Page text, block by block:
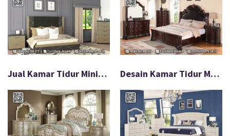
Jual Kamar Tidur Minimalis Modern Desain Eksklusif FS-574 Desain Kamar Tidur Mewah Jati Jepara Eksklusif FS-573